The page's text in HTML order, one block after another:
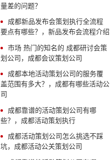
量差的问题？
成都新品发布会策划执行全流程
要点有哪些？，新品发布会流程介绍
市场 热门的知名的 成都研讨会策
划公司，成都会议策划公司
成都本地活动策划公司的服务覆
盖范围有多大？，成都有哪些活动公
司
成都靠谱的活动策划公司有哪
些？，成都活动策划执行
成都活动策划公司怎么挑选不踩
坑，成都活动公关策划公司